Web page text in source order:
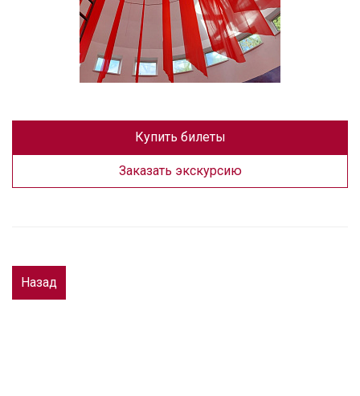
Купить билеты
Заказать экскурсию
Назад